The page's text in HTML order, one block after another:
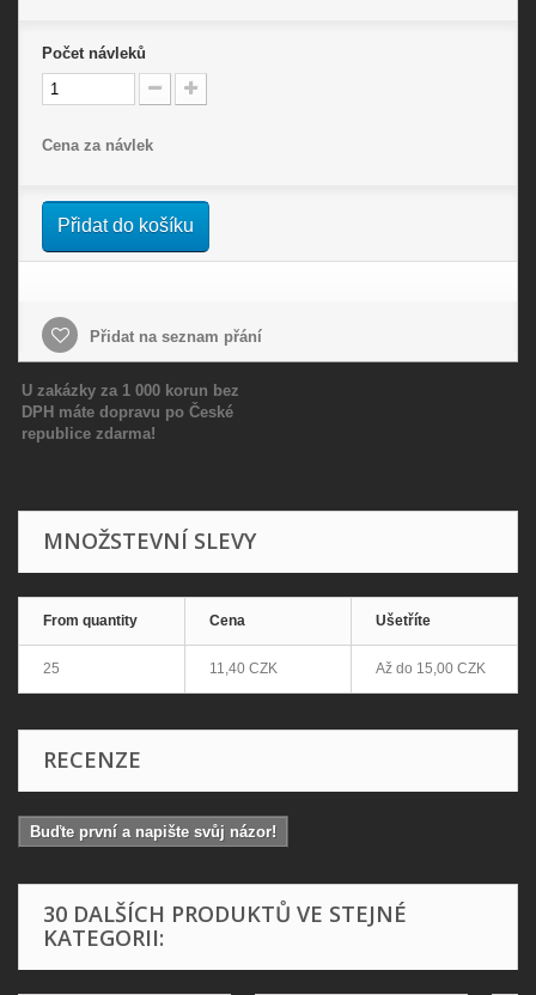
Počet návleků
Cena za návlek
Přidat do košíku
Přidat na seznam přání
U zakázky za 1 000 korun bez
DPH máte dopravu po České
republice zdarma!
MNOŽSTEVNÍ SLEVY
From quantity Cena Ušetříte
25 11,40 CZK Až do 15,00 CZK
RECENZE
Buďte první a napište svůj názor!
30 DALŠÍCH PRODUKTŮ VE STEJNÉ
KATEGORII: